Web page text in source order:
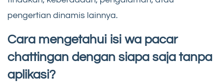
pengertian dinamis lainnya.
Cara mengetahui isi wa pacar
chattingan dengan siapa saja tanpa
aplikasi?